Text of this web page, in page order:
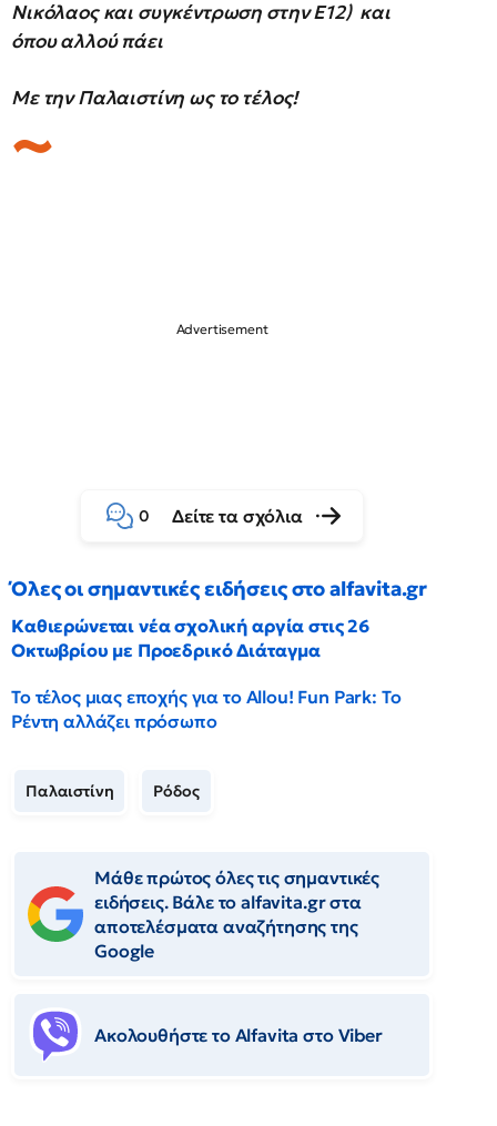
Νικόλαος και συγκέντρωση στην Ε12) και
όπου αλλού πάει
Με την Παλαιστίνη ως το τέλος!
0 Δείτε τα σχόλια
Όλες οι σημαντικές ειδήσεις στο alfavita.gr
Καθιερώνεται νέα σχολική αργία στις 26
Οκτωβρίου με Προεδρικό Διάταγμα
Το τέλος μιας εποχής για το Allou! Fun Park: Το
Ρέντη αλλάζει πρόσωπο
Παλαιστίνη Ρόδος
Μάθε πρώτος όλες τις σημαντικές
ειδήσεις. Βάλε το alfavita.gr στα
αποτελέσματα αναζήτησης της
Google
Ακολουθήστε το Αlfavita στο Viber